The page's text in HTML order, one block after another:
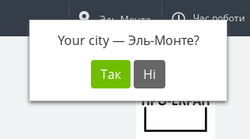
Эль-Монте
Your city —Эль-Монте?
Час роботи